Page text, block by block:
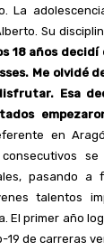
La
Su
18 años
Me olvidé
Esa
en
pasando
talentos
El primer año
19 de carreras